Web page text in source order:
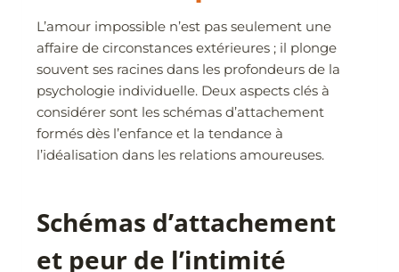
L’amour impossible n’est pas seulement une
affaire de circonstances extérieures ; il plonge
souvent ses racines dans les profondeurs de la
psychologie individuelle. Deux aspects clés à
considérer sont les schémas d’attachement
formés dès l’enfance et la tendance à
l’idéalisation dans les relations amoureuses.
Schémas d’attachement
et peur de l’intimité